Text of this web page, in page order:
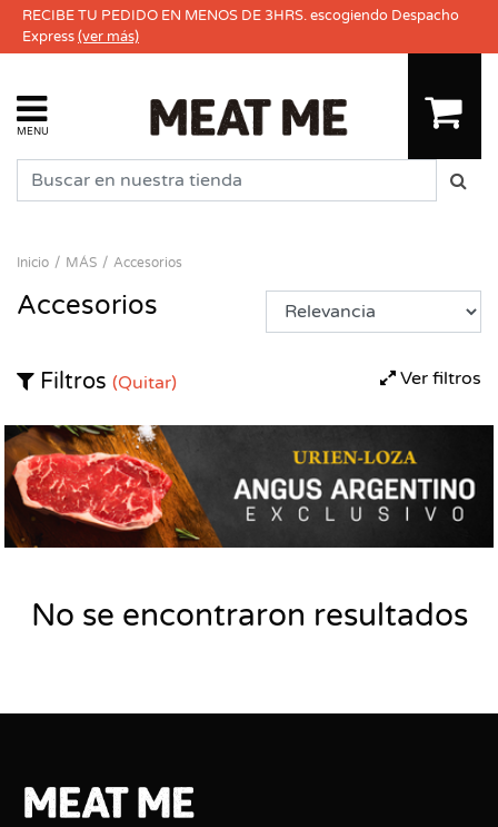
RECIBE TU PEDIDO EN MENOS DE 3HRS. escogiendo Despacho
Express(ver más)
MENU
Inicio MÁS Accesorios
Accesorios
Ver filtros
Filtros (Quitar)
No se encontraron resultados